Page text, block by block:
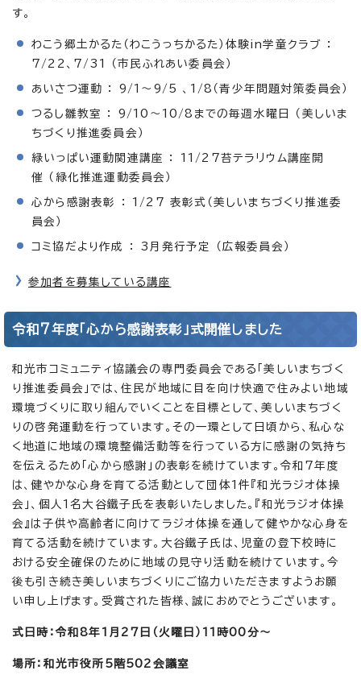
す。
わこう郷土かるた（わこうっちかるた）体験in学童クラブ ：
7/22、7/31 （市民ふれあい委員会）
あいさつ運動 ： 9/1～9/5 、1/8（青少年問題対策委員会）
つるし雛教室 ： 9/10～10/8までの毎週水曜日 （美しいま
ちづくり推進委員会）
緑いっぱい運動関連講座 ： 11/27苔テラリウム講座開
催 （緑化推進運動委員会）
心から感謝表彰 ： 1/27 表彰式（美しいまちづくり推進委
員会）
コミ協だより作成 ： 3月発行予定 （広報委員会）
参加者を募集している講座
令和7年度「心から感謝表彰」式開催しました
和光市コミュニティ協議会の専門委員会である「美しいまちづく
り推進委員会」では、住民が地域に目を向け快適で住みよい地域
環境づくりに取り組んでいくことを目標として、美しいまちづく
りの啓発運動を行っています。その一環として日頃から、私心な
く地道に地域の環境整備活動等を行っている方に感謝の気持ち
を伝えるため「心から感謝」の表彰を続けています。令和7年度
は、健やかな心身を育てる活動として団体1件『和光ラジオ体操
会」、個人1名大谷鐵子氏を表彰いたしました。『和光ラジオ体操
会』は子供や高齢者に向けてラジオ体操を通して健やかな心身を
育てる活動を続けています。大谷鐵子氏は、児童の登下校時に
おける安全確保のために地域の見守り活動を続けています。今
後も引き続き美しいまちづくりにご協力いただきますようお願
い申し上げます。受賞された皆様、誠におめでとうございます。
式日時：令和8年1月27日（火曜日）11時00分～
場所：和光市役所5階502会議室